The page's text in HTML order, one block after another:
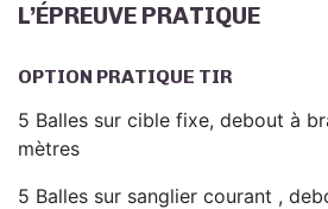
L’ÉPREUVE PRATIQUE
OPTION PRATIQUE TIR
5 Balles sur cible fixe, debout à
mètres
5 Balles sur sanglier courant ,